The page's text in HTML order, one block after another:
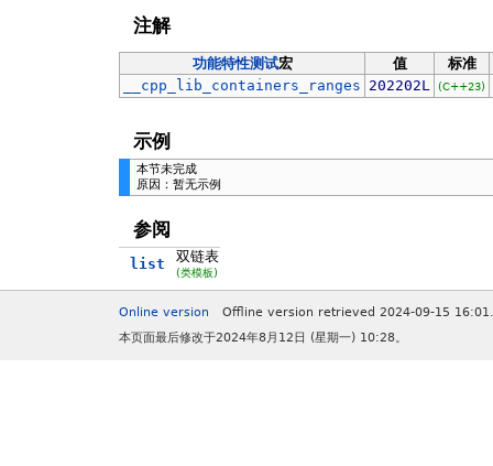
注解
功能特性测试宏 值
标准
__cpp_lib_containers_ranges 202202L (C++23)
示例
本节未完成
原因：暂无示例
参阅
list 双链表
(类模板)
Online version
Offline version retrieved 2024-09-15 16:01.
本页面最后修改于2024年8月12日 (星期一) 10:28。